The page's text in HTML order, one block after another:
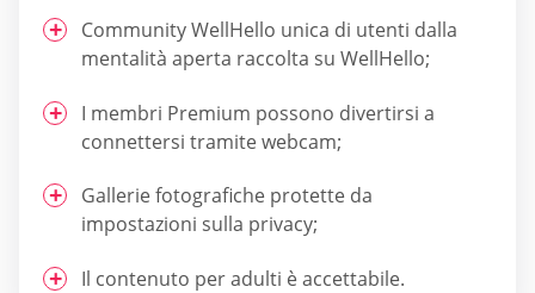
Community WellHello unica di utenti dalla
mentalità aperta raccolta su WellHello;
I membri Premium possono divertirsi a
connettersi tramite webcam;
Gallerie fotografiche protette da
impostazioni sulla privacy;
Il contenuto per adulti è accettabile.